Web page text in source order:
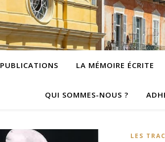
PUBLICATIONS LA MÉMOIRE ÉCRITE
QUI SOMMES-NOUS ?
LES